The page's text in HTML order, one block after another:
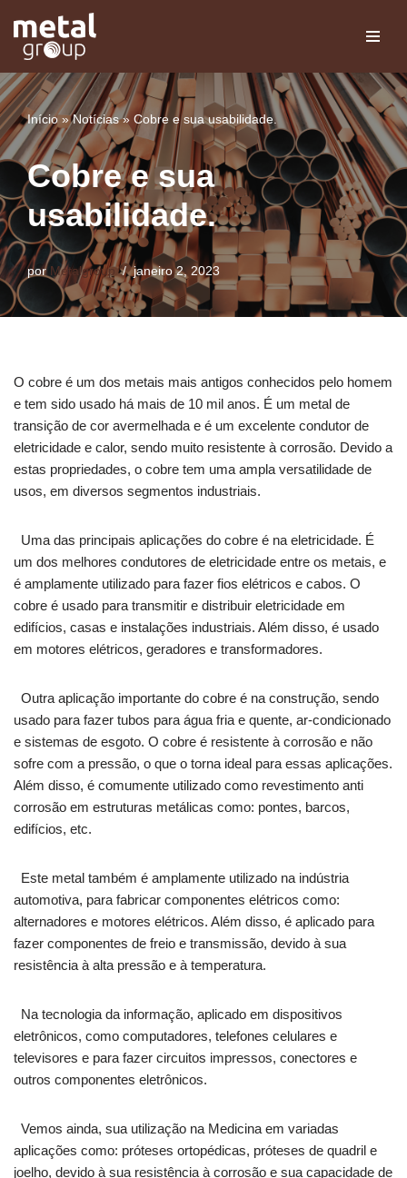
Pular
para
o
conteúdo
Início»Notícias» Cobre e sua usabilidade.
Cobre e sua
usabilidade.
por Metalgroup janeiro 2, 2023
O cobre é um dos metais mais antigos conhecidos pelo homem
e tem sido usado há mais de 10 mil anos. É um metal de
transição de cor avermelhada e é um excelente condutor de
eletricidade e calor, sendo muito resistente à corrosão. Devido a
estas propriedades, o cobre tem uma ampla versatilidade de
usos, em diversos segmentos industriais.
Uma das principais aplicações do cobre é na eletricidade. É
um dos melhores condutores de eletricidade entre os metais, e
é amplamente utilizado para fazer fios elétricos e cabos. O
cobre é usado para transmitir e distribuir eletricidade em
edifícios, casas e instalações industriais. Além disso, é usado
em motores elétricos, geradores e transformadores.
Outra aplicação importante do cobre é na construção, sendo
usado para fazer tubos para água fria e quente, ar-condicionado
e sistemas de esgoto. O cobre é resistente à corrosão e não
sofre com a pressão, o que o torna ideal para essas aplicações.
Além disso, é comumente utilizado como revestimento anti
corrosão em estruturas metálicas como: pontes, barcos,
edifícios, etc.
Este metal também é amplamente utilizado na indústria
automotiva, para fabricar componentes elétricos como:
alternadores e motores elétricos. Além disso, é aplicado para
fazer componentes de freio e transmissão, devido à sua
resistência à alta pressão e à temperatura.
Na tecnologia da informação, aplicado em dispositivos
eletrônicos, como computadores, telefones celulares e
televisores e para fazer circuitos impressos, conectores e
outros componentes eletrônicos.
Vemos ainda, sua utilização na Medicina em variadas
aplicações como: próteses ortopédicas, próteses de quadril e
joelho, devido à sua resistência à corrosão e sua capacidade de